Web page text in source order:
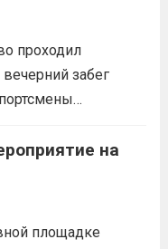
проходил
вечерний забег
и заняли
места:1 место —
Милана,
Табакова
на
площадке